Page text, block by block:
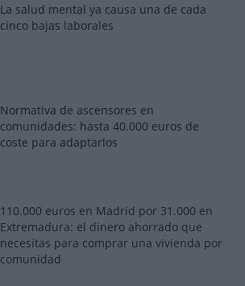
La salud mental ya causa una de cada
cinco bajas laborales
Normativa de ascensores en
comunidades: hasta 40.000 euros de
coste para adaptarlos
110.000 euros en Madrid por 31.000 en
Extremadura: el dinero ahorrado que
necesitas para comprar una vivienda por
comunidad